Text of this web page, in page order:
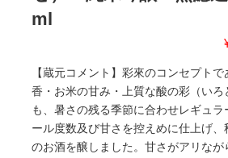
ml
【蔵元コメント】彩來のコンセプト
香・お米の甘み・上質な酸の彩（いろ
も、暑さの残る季節に合わせレギュラ
ール度数及び甘さを控えめに仕上げ、
のお酒を醸しました。甘さがアリな